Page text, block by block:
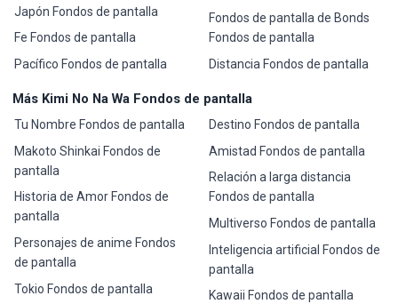
Japón Fondos de pantalla
Fe Fondos de pantalla
Pacífico Fondos de pantalla
Fondos de pantalla de Bonds
Fondos de pantalla
Distancia Fondos de pantalla
Más Kimi No Na Wa Fondos de pantalla
Tu Nombre Fondos de pantalla
Makoto Shinkai Fondos de
pantalla
Historia de Amor Fondos de
pantalla
Personajes de anime Fondos
de pantalla
Tokio Fondos de pantalla
Destino Fondos de pantalla
Amistad Fondos de pantalla
Relación a larga distancia
Fondos de pantalla
Multiverso Fondos de pantalla
Inteligencia artificial Fondos de
pantalla
Kawaii Fondos de pantalla